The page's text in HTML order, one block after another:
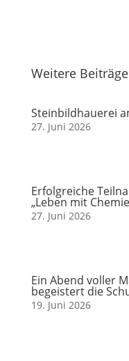
Weitere Beiträge
Steinbildhauerei
27. Juni 2026
Erfolgreiche
„Leben mit
27. Juni 2026
Ein Abend voller
begeistert die
19. Juni 2026